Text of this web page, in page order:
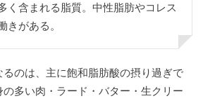
く含まれる脂質。中性脂肪やコレス
きがある。
のは、主に飽和脂肪酸の摂り過ぎで
多い肉・ラード・バター・生クリー